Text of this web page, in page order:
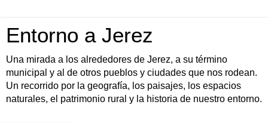
Entorno a Jerez
Una mirada a los alrededores de Jerez, a su término
municipal y al de otros pueblos y ciudades que nos rodean.
Un recorrido por la geografía, los paisajes, los espacios
naturales, el patrimonio rural y la historia de nuestro entorno.